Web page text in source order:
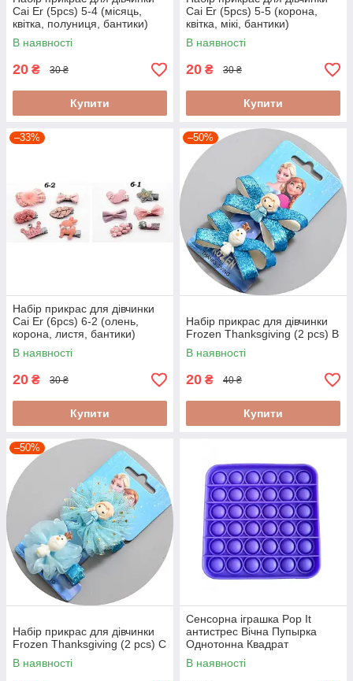
Cai Er (5pcs) 5-4 (місяць,
квітка, полуниця, бантики)
В наявності
20 ₴ 30 ₴
Купити
Cai Er (5pcs) 5-5 (корона,
квітка, мікі, бантики)
В наявності
20 ₴ 30 ₴
Купити
–33%
Набір прикрас для дівчинки
Cai Er (6pcs) 6-2 (олень,
корона, листя, бантики)
В наявності
20 ₴ 30 ₴
Купити
–50%
Набір прикрас для дівчинки
Frozen Thanksgiving (2 pcs) B
В наявності
20 ₴ 40 ₴
Купити
–50%
Набір прикрас для дівчинки
Frozen Thanksgiving (2 pcs) C
В наявності
Сенсорна іграшка Pop It
антистрес Вічна Пупырка
Однотонна Квадрат
В наявності